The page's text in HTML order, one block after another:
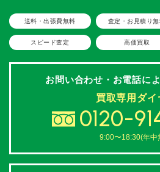
送料・出張費無料 査定・お見積り
スピード査定 高価買取
お問い合わせ・お電話に
買取専用ダイ
0120-
9:00〜18:30(年中